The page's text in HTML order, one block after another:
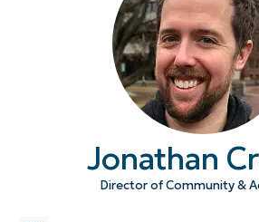
Jonathan
Director of Community &